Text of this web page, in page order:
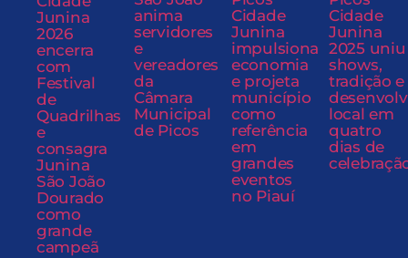
Junina
2026
encerra
com
Festival
de
Quadrilhas
e
consagra
Junina
São João
Dourado
como
grande
campeã
anima
servidores
e
vereadores
da
Câmara
Municipal
de Picos
Cidade
Junina
impulsiona
economia
e projeta
município
como
referência
em
grandes
eventos
no Piauí
Cidade
Junina
2025 uniu
shows,
tradição e
local em
quatro
dias de